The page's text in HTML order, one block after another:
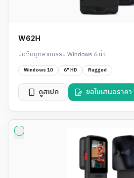
W62H
มือถืออุตสาหกรรม Windows 6 นิ้ว
Windows 10 6" HD Rugged
ดูสเปก ขอใบเสนอราคา